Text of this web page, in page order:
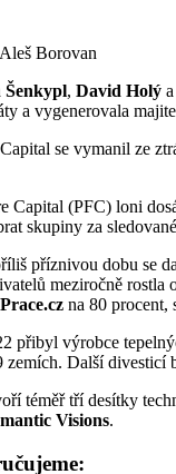
Aleš Borovan
Šenkypl, David Holý
a vygenerovala
Capital (PFC) loni
skupiny za
příznivou dobu se
meziročně
na 80 procent,
přibyl výrobce
zemích. Další divesticí
téměř tří desítky
Visions.